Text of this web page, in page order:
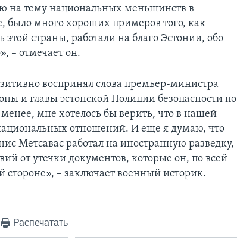
на тему национальных меньшинств в
было много хороших примеров того, как
этой страны, работали на благо Эстонии, обо
– отмечает он.
воспринял слова премьер-министра
и главы эстонской Полиции безопасности по
мне хотелось бы верить, что в нашей
отношений. И еще я думаю, что
Метсавас работал на иностранную разведку,
от утечки документов, которые он, по всей
стороне», – заключает военный историк.
Распечатать